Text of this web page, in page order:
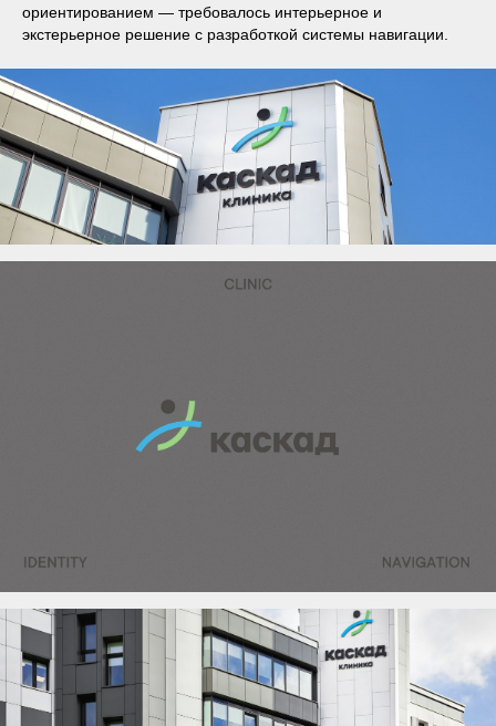
ориентированием — требовалось интерьерное и
экстерьерное решение с разработкой системы навигации.